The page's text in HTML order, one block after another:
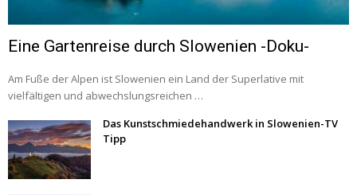
Eine Gartenreise durch Slowenien -Doku-
Am Fuße der Alpen ist Slowenien ein Land der Superlative mit
vielfältigen und abwechslungsreichen …
Das Kunstschmiedehandwerk in Slowenien-TV
Tipp